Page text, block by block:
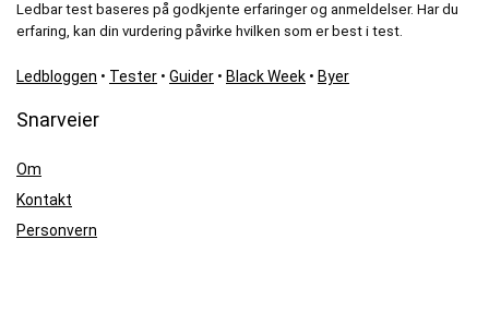
Ledbar test baseres på godkjente erfaringer og anmeldelser. Har du
erfaring, kan din vurdering påvirke hvilken som er best i test.
Ledbloggen • Tester • Guider • Black Week • Byer
Snarveier
Om
Kontakt
Personvern